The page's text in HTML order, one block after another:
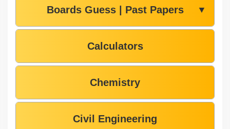
Boards Guess | Past Papers ▼
Calculators
Chemistry
Civil Engineering